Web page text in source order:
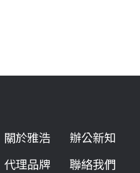
關於雅浩
代理品牌
辦公新知
聯絡我們